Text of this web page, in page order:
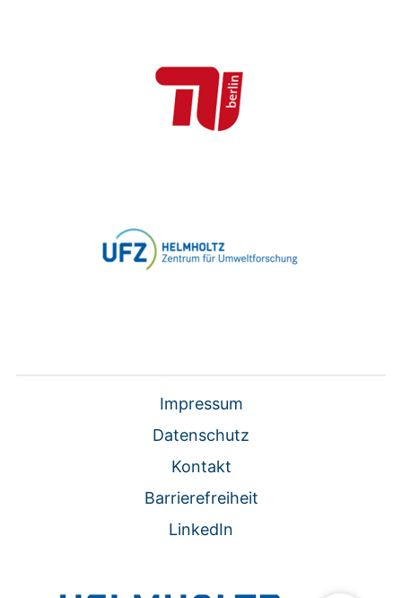
Impressum
Datenschutz
Kontakt
Barrierefreiheit
LinkedIn